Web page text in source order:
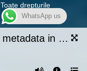
drepturile
Radio stream metadata in not available.
WhatsApp us